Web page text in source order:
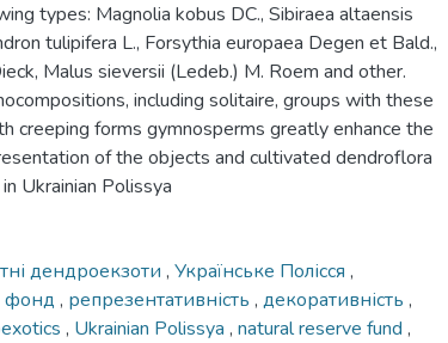
types: Magnolia kobus DC., Sibiraea altaensis
tulipifera L., Forsythia europaea Degen et Bald.,
Malus sieversii (Ledeb.) M. Roem and other.
including solitaire, groups with these
creeping forms gymnosperms greatly enhance the
of the objects and cultivated dendroflora
Ukrainian Polissya
дендроекзоти , Українське Полісся ,
фонд , репрезентативність , декоративність ,
, Ukrainian Polissya , natural reserve fund ,